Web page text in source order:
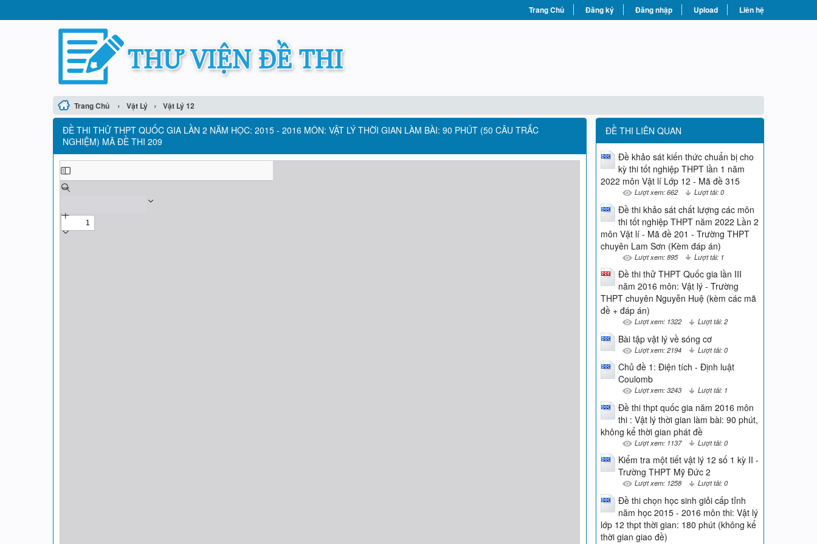
Trang Chủ Đăng ký Đăng nhập Upload Liên hệ
Trang Chủ › Vật Lý › Vật Lý 12
ĐỀ THI THỬ THPT QUỐC GIA LẦN 2 NĂM HỌC: 2015 - 2016 MÔN: VẬT LÝ THỜI GIAN LÀM BÀI: 90 PHÚT (50 CÂU TRẮC
NGHIỆM) MÃ ĐỀ THI 209
ĐỀ THI LIÊN QUAN
Đề khảo sát kiến thức chuẩn bị cho
kỳ thi tốt nghiệp THPT lần 1 năm
2022 môn Vật lí Lớp 12 - Mã đề 315
Lượt xem: 662 Lượt tải: 0
Đề thi khảo sát chất lượng các môn
thi tốt nghiệp THPT năm 2022 Lần 2
môn Vật lí - Mã đề 201 - Trường THPT
chuyên Lam Sơn (Kèm đáp án)
Lượt xem: 895 Lượt tải: 1
Đề thi thử THPT Quốc gia lần III
năm 2016 môn: Vật lý - Trường
THPT chuyên Nguyễn Huệ (kèm các mã
đề + đáp án)
Lượt xem: 1322 Lượt tải: 2
Bài tập vật lý về sóng cơ
Lượt xem: 2194 Lượt tải: 0
Chủ đề 1: Điện tích - Định luật
Coulomb
Lượt xem: 3243 Lượt tải: 1
Đề thi thpt quốc gia năm 2016 môn
thi : Vật lý thời gian làm bài: 90 phút,
không kể thời gian phát đề
Lượt xem: 1137 Lượt tải: 0
Kiểm tra một tiết vật lý 12 số 1 kỳ II -
Trường THPT Mỹ Đức 2
Lượt xem: 1258 Lượt tải: 0
Đề thi chọn học sinh giỏi cấp tỉnh
năm học 2015 - 2016 môn thi: Vật lý
lớp 12 thpt thời gian: 180 phút (không kể
thời gian giao đề)